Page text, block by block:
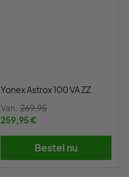
Yonex Astrox 100 VA ZZ
Van: 269,95
259,95 €
Bestel nu